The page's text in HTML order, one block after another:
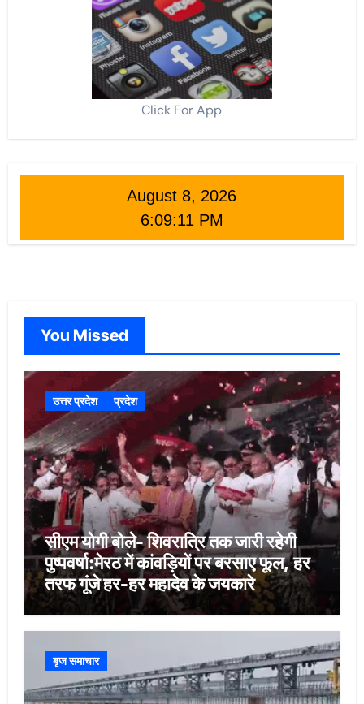
Click For App
August 8, 2026
6:09:12 PM
You Missed
उत्तर प्रदेश प्रदेश
सीएम योगी बोले- शिवरात्रि तक जारी रहेगी
पुष्पवर्षा:मेरठ में कांवड़ियों पर बरसाए फूल, हर
तरफ गूंजे हर-हर महादेव के जयकारे
बृज समाचार